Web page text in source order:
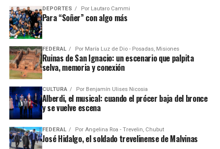
DEPORTES Por Lautaro Cammi
Para “Soñer” con algo más
FEDERAL Por María Luz de Dio - Posadas, Misiones
Ruinas de San Ignacio: un escenario que palpita
selva, memoria y conexión
CULTURA Por Benjamín Ulises Nicosia
Alberdi, el musical: cuando el prócer baja del bronce
y se vuelve escena
FEDERAL Por Angelina Roa - Trevelin, Chubut
José Hidalgo, el soldado trevelinense de Malvinas